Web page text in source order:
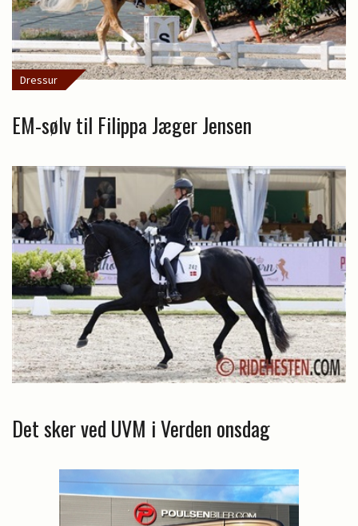
Dressur
EM-sølv til Filippa Jæger Jensen
Det sker ved UVM i Verden onsdag